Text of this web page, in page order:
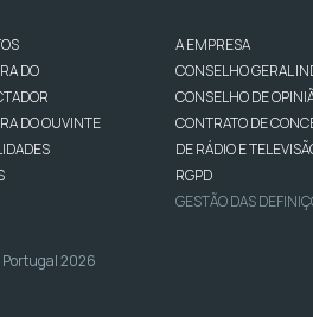
DO
DO OUVINTE
A EMPRESA
CONSELHO GERAL
CONSELHO DE
CONTRATO DE
DE RÁDIO E
RGPD
GESTÃO DAS
Portugal 2026